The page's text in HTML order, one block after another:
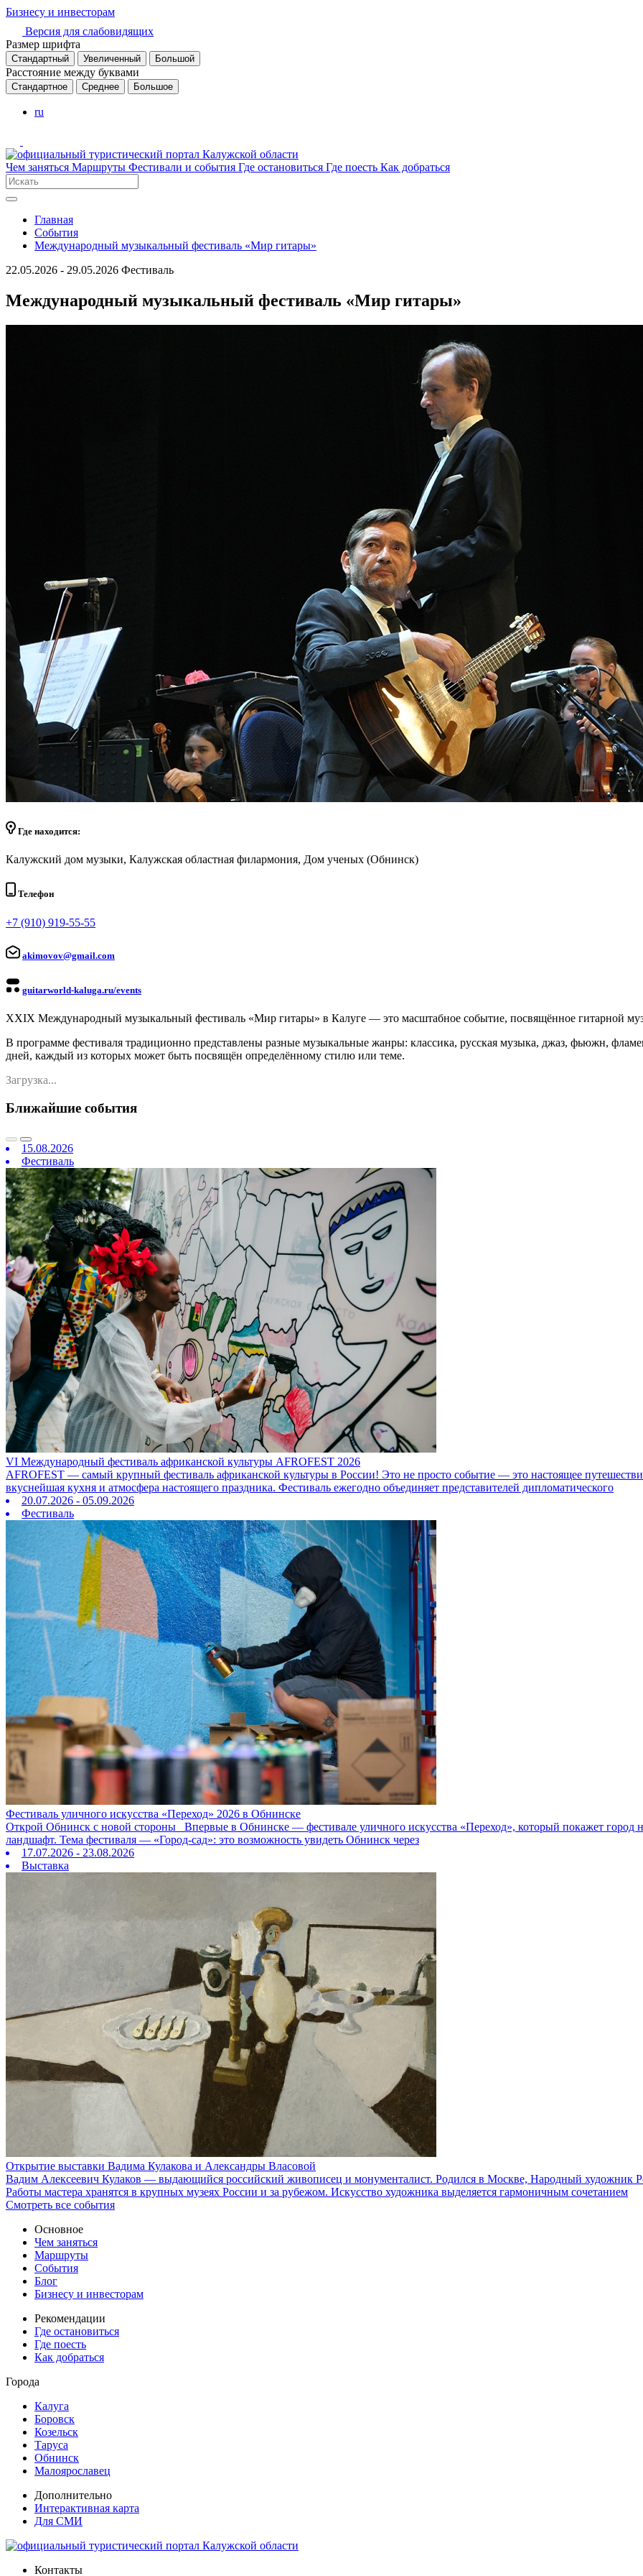
Бизнесу и инвесторам
Версия для слабовидящих
Размер шрифта
Стандартный Увеличенный Большой
Расстояние между буквами
Стандартное Среднее Большое
ru
Чем заняться Маршруты Фестивали и события Где остановиться Где поесть Как добраться
Главная
События
Международный музыкальный фестиваль «Мир гитары»
22.05.2026 - 29.05.2026 Фестиваль
Международный музыкальный фестиваль «Мир гитары»
Где находится:
Калужский дом музыки, Калужская областная филармония, Дом ученых (Обнинск)
Телефон
+7 (910) 919-55-55
akimovov@gmail.com
guitarworld-kaluga.ru/events
XXIX Международный музыкальный фестиваль «Мир гитары» в Калуге — это масштабное событие, посвящённое гитарной
В программе фестиваля традиционно представлены разные музыкальные жанры: классика, русская музыка, джаз, фьюжн,
дней, каждый из которых может быть посвящён определённому стилю или теме.
Загрузка...
Ближайшие события
15.08.2026
Фестиваль
VI Международный фестиваль африканской культуры AFROFEST 2026
AFROFEST — самый крупный фестиваль африканской культуры в России! Это не просто событие — это настоящее
вкуснейшая кухня и атмосфера настоящего праздника. Фестиваль ежегодно объединяет представителей дипломатического
20.07.2026 - 05.09.2026
Фестиваль
Фестиваль уличного искусства «Переход» 2026 в Обнинске
Открой Обнинск с новой стороны Впервые в Обнинске — фестивале уличного искусства «Переход», который покажет город
ландшафт. Тема фестиваля — «Город‑сад»: это возможность увидеть Обнинск через
17.07.2026 - 23.08.2026
Выставка
Открытие выставки Вадима Кулакова и Александры Власовой
Вадим Алексеевич Кулаков — выдающийся российский живописец и монументалист. Родился в Москве, Народный художник
Работы мастера хранятся в крупных музеях России и за рубежом. Искусство художника выделяется гармоничным сочетанием
Смотреть все события
Основное
Чем заняться
Маршруты
События
Блог
Бизнесу и инвесторам
Рекомендации
Где остановиться
Где поесть
Как добраться
Города
Калуга
Боровск
Козельск
Таруса
Обнинск
Малоярославец
Дополнительно
Интерактивная карта
Для СМИ
Контакты